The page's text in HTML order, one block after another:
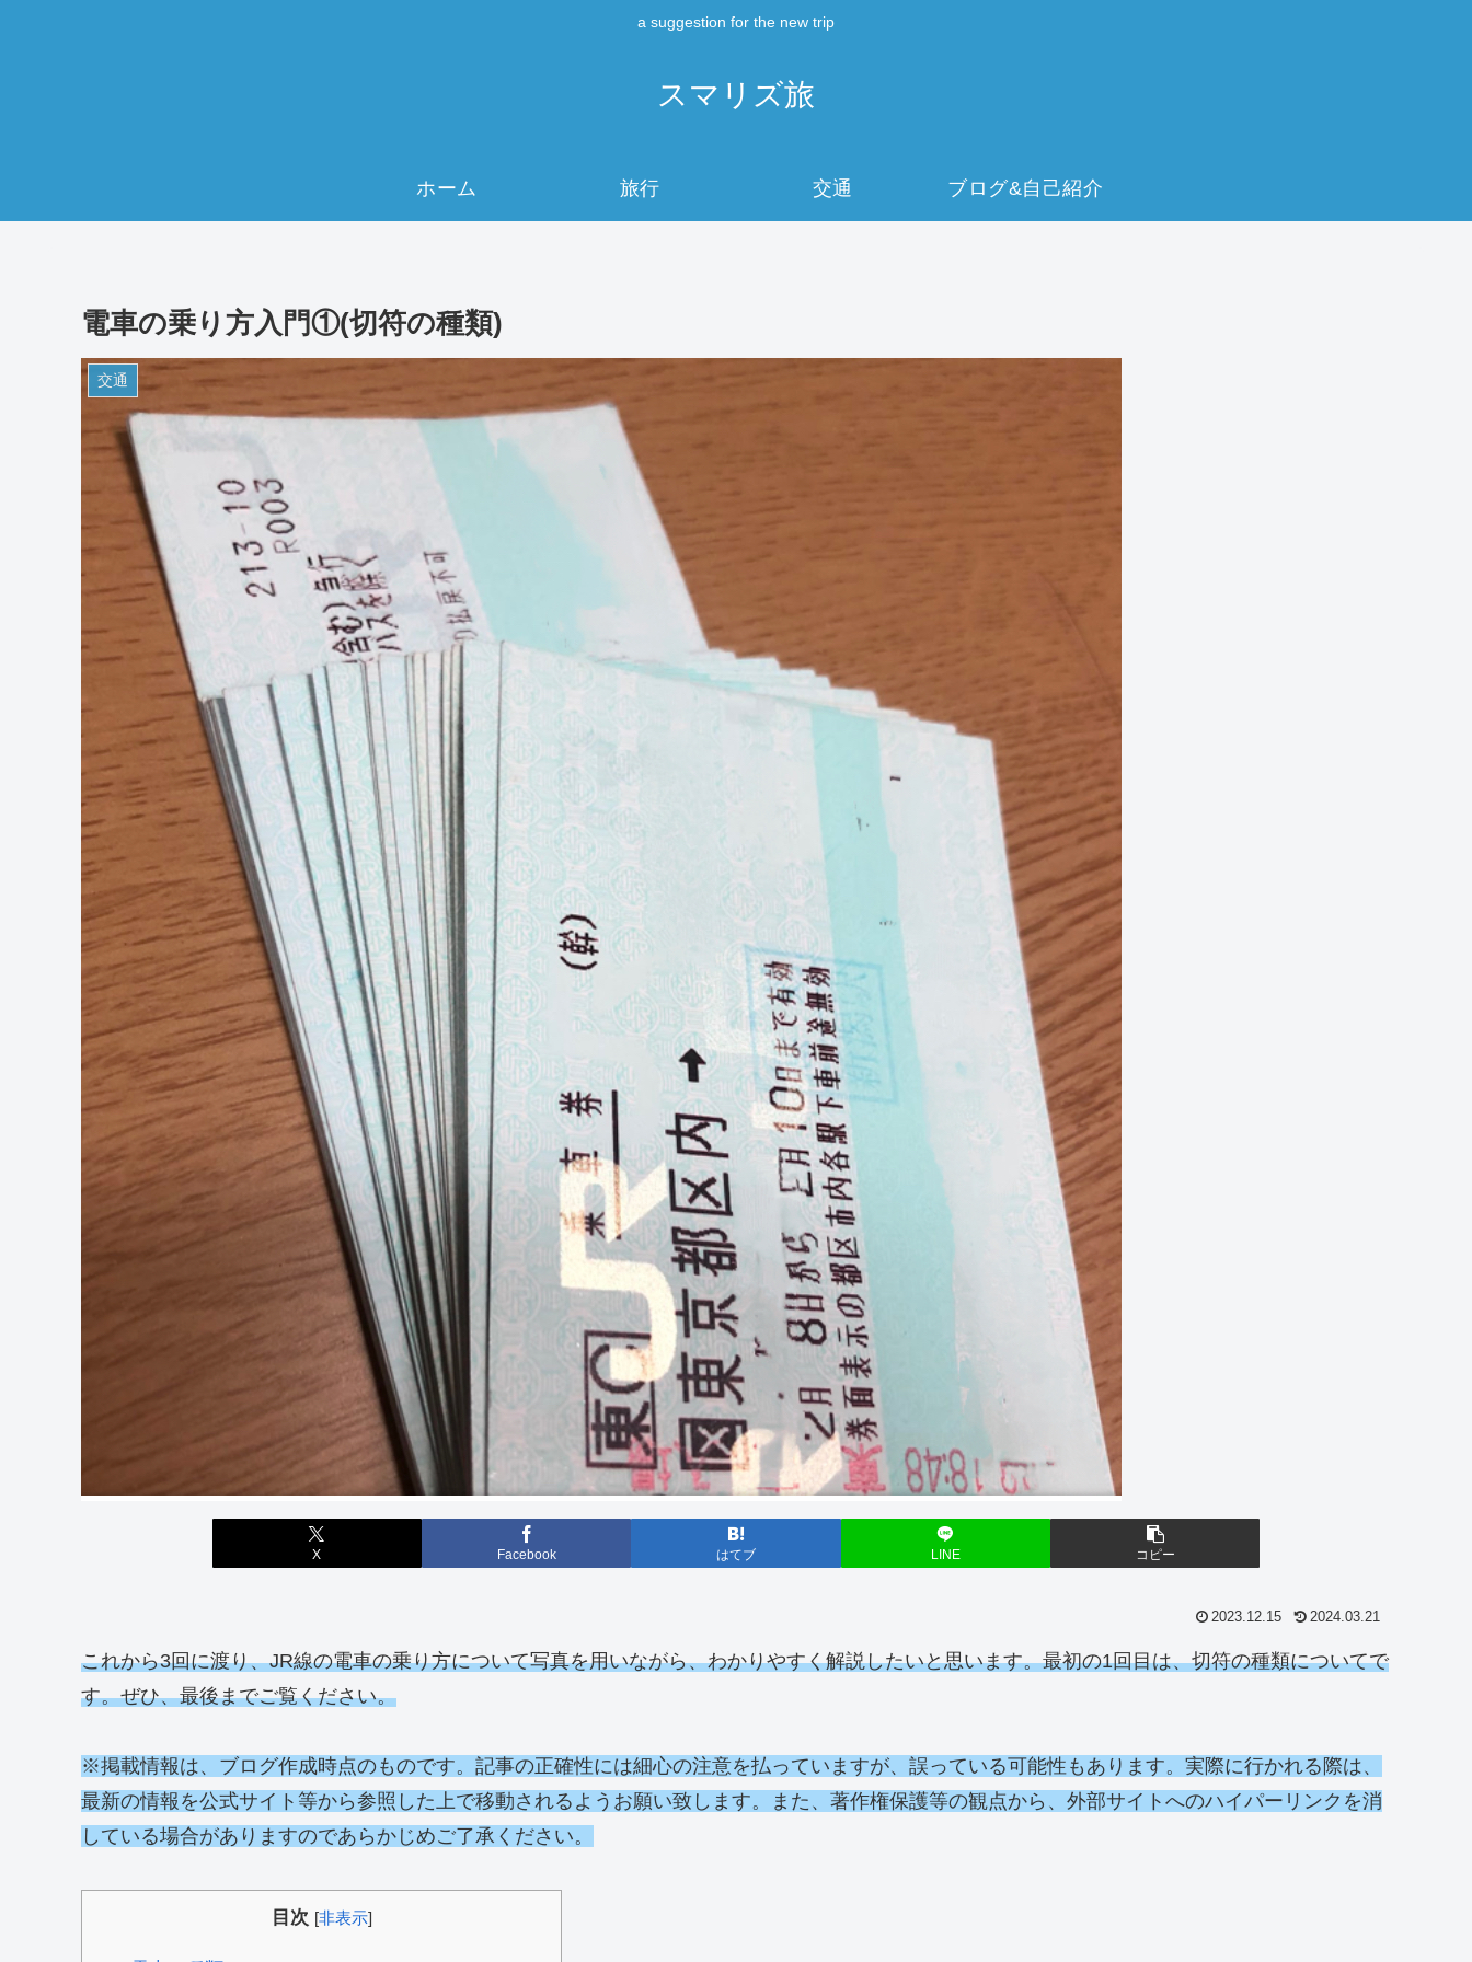
a suggestion for the new trip
スマリズ旅
ホーム 旅行 交通 ブログ&自己紹介
電車の乗り方入門①(切符の種類)
交通
X Facebook はてブ LINE コピー
2023.12.15 2024.03.21
これから3回に渡り、JR線の電車の乗り方について写真を用いながら、わかりやすく解説したいと思います。最初の1回目は、切符の種類についてで
す。ぜひ、最後までご覧ください。
※掲載情報は、ブログ作成時点のものです。記事の正確性には細心の注意を払っていますが、誤っている可能性もあります。実際に行かれる際は、
最新の情報を公式サイト等から参照した上で移動されるようお願い致します。また、著作権保護等の観点から、外部サイトへのハイパーリンクを消
している場合がありますのであらかじめご了承ください。
目次 [非表示]